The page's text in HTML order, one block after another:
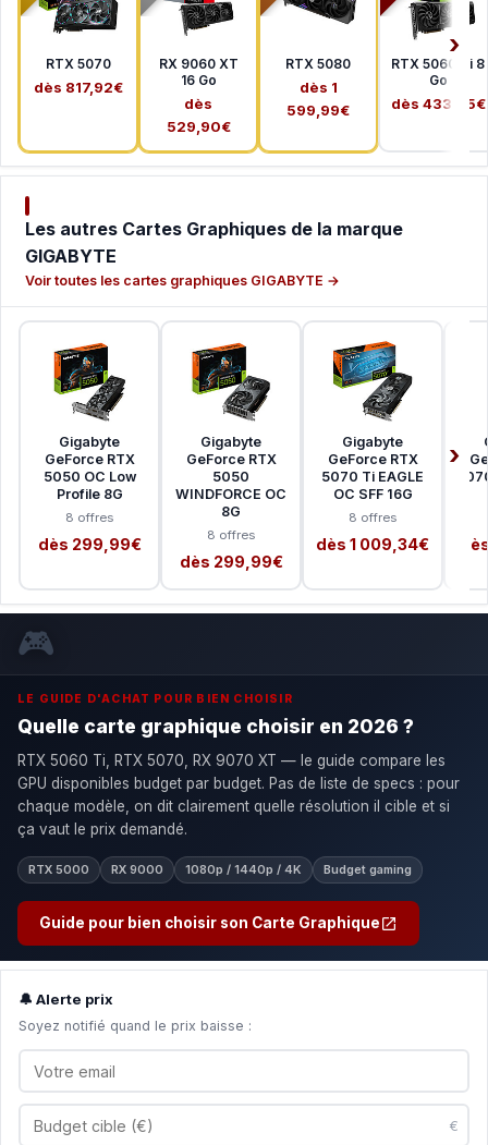
RTX 5070
dès 817,92€
RX 9060 XT
16 Go
dès
529,90€
RTX 5080
dès 1
599,99€
RTX 5060 Ti 8
Go
dès 433,65€
Les autres Cartes Graphiques de la marque
GIGABYTE
Voir toutes les cartes graphiques GIGABYTE →
Gigabyte
GeForce RTX
5050 OC Low
Profile 8G
8 offres
dès 299,99€
Gigabyte
GeForce RTX
5050
WINDFORCE OC
8G
8 offres
dès 299,99€
Gigabyte
GeForce RTX
5070 Ti EAGLE
OC SFF 16G
8 offres
dès 1 009,34€
🎮
LE GUIDE D'ACHAT POUR BIEN CHOISIR
Quelle carte graphique choisir en 2026 ?
RTX 5060 Ti, RTX 5070, RX 9070 XT — le guide compare les
GPU disponibles budget par budget. Pas de liste de specs : pour
chaque modèle, on dit clairement quelle résolution il cible et si
ça vaut le prix demandé.
RTX 5000 RX 9000 1080p / 1440p / 4K Budget gaming
Guide pour bien choisir son Carte Graphique
🔔 Alerte prix
Soyez notifié quand le prix baisse :
€